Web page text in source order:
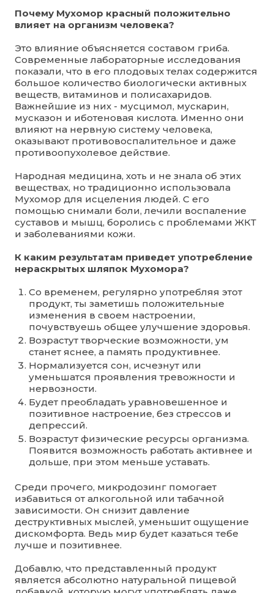
Почему Мухомор красный положительно
влияет на организм человека?
Это влияние объясняется составом гриба.
Современные лабораторные исследования
показали, что в его плодовых телах содержится
большое количество биологически активных
веществ, витаминов и полисахаридов.
Важнейшие из них - мусцимол, мускарин,
мусказон и иботеновая кислота. Именно они
влияют на нервную систему человека,
оказывают противовоспалительное и даже
противоопухолевое действие.
Народная медицина, хоть и не знала об этих
веществах, но традиционно использовала
Мухомор для исцеления людей. С его
помощью снимали боли, лечили воспаление
суставов и мышц, боролись с проблемами ЖКТ
и заболеваниями кожи.
К каким результатам приведет употребление
нераскрытых шляпок Мухомора?
Со временем, регулярно употребляя этот
продукт, ты заметишь положительные
изменения в своем настроении,
почувствуешь общее улучшение здоровья.
Возрастут творческие возможности, ум
станет яснее, а память продуктивнее.
Нормализуется сон, исчезнут или
уменьшатся проявления тревожности и
нервозности.
Будет преобладать уравновешенное и
позитивное настроение, без стрессов и
депрессий.
Возрастут физические ресурсы организма.
Появится возможность работать активнее и
дольше, при этом меньше уставать.
Среди прочего, микродозинг помогает
избавиться от алкогольной или табачной
зависимости. Он снизит давление
деструктивных мыслей, уменьшит ощущение
дискомфорта. Ведь мир будет казаться тебе
лучше и позитивнее.
Добавлю, что представленный продукт
является абсолютно натуральной пищевой